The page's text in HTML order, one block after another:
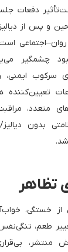
دفعات
و پس از
چشمگیر
سرکوب
تعیین‌کننده
متعدد، مراقبت
بدون
تظاهر
از خستگی،
طعم،
منتشر،